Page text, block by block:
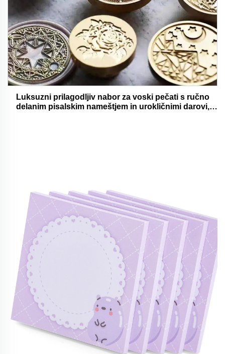
Luksuzni prilagodljiv nabor za voski pečati s ručno
delanim pisalskim nameštjem in urokličnimi darovi,